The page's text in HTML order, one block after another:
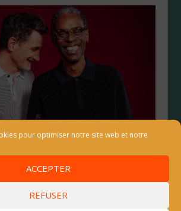
pour optimiser notre site web et notre
ACCEPTER
REFUSER